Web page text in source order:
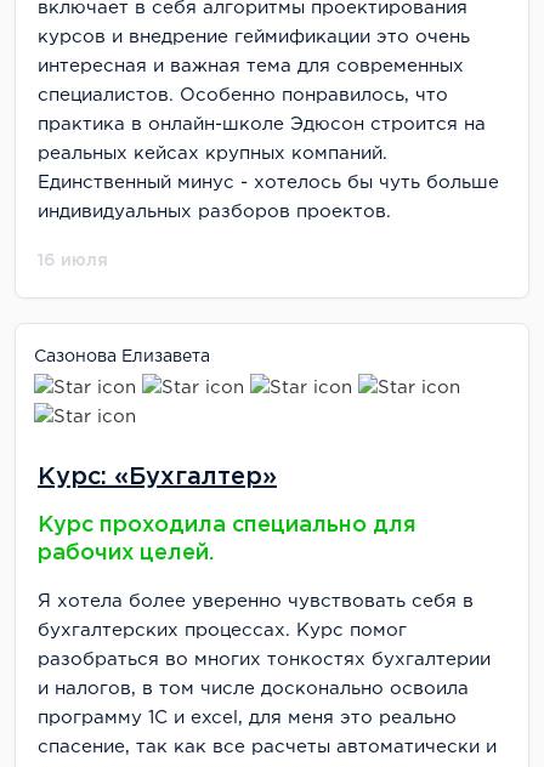
включает в себя алгоритмы проектирования
курсов и внедрение геймификации это очень
интересная и важная тема для современных
специалистов. Особенно понравилось, что
практика в онлайн-школе Эдюсон строится на
реальных кейсах крупных компаний.
Единственный минус - хотелось бы чуть больше
индивидуальных разборов проектов.
16 июля
Сазонова Елизавета
Курс: «Бухгалтер»
Курс проходила специально для
рабочих целей.
Я хотела более уверенно чувствовать себя в
бухгалтерских процессах. Курс помог
разобраться во многих тонкостях бухгалтерии
и налогов, в том числе досконально освоила
программу 1С и excel, для меня это реально
спасение, так как все расчеты автоматически и